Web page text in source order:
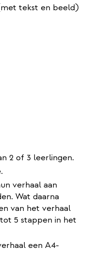
tekst en beeld)
2 of 3 leerlingen.
verhaal aan
Wat daarna
van het verhaal
5 stappen in het
een A4-